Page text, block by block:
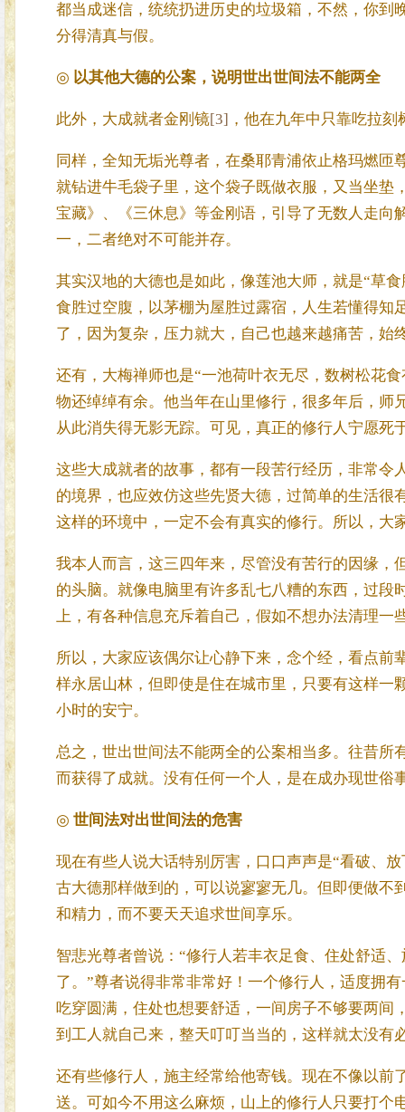
都当成迷信，统统扔进历史的垃圾箱，不然，你到
分得清真与假。
◎ 以其他大德的公案，说明世出世间法不能两全
此外，大成就者金刚镜[3] ，他在九年中只靠吃拉刻
同样，全知无垢光尊者，在桑耶青浦依止格玛燃
就钻进牛毛袋子里，这个袋子既做衣服，又当坐垫
宝藏》、《三休息》等金刚语，引导了无数人走向
一，二者绝对不可能并存。
其实汉地的大德也是如此，像莲池大师，就是“草
食胜过空腹，以茅棚为屋胜过露宿，人生若懂得知
了，因为复杂，压力就大，自己也越来越痛苦，
还有，大梅禅师也是“一池荷叶衣无尽，数树松花
物还绰绰有余。他当年在山里修行，很多年后，师
从此消失得无影无踪。可见，真正的修行人宁愿死
这些大成就者的故事，都有一段苦行经历，非常令
的境界，也应效仿这些先贤大德，过简单的生活
这样的环境中，一定不会有真实的修行。所以，大
我本人而言，这三四年来，尽管没有苦行的因缘，
的头脑。就像电脑里有许多乱七八糟的东西，过
上，有各种信息充斥着自己，假如不想办法清理一
所以，大家应该偶尔让心静下来，念个经，看点
样永居山林，但即使是住在城市里，只要有这样一
小时的安宁。
总之，世出世间法不能两全的公案相当多。往昔所
而获得了成就。没有任何一个人，是在成办现世俗
◎ 世间法对出世间法的危害
现在有些人说大话特别厉害，口口声声是“看破、
古大德那样做到的，可以说寥寥无几。但即便做不
和精力，而不要天天追求世间享乐。
智悲光尊者曾说：“修行人若丰衣足食、住处舒适
了。”尊者说得非常非常好！一个修行人，适度拥
吃穿圆满，住处也想要舒适，一间房子不够要两
到工人就自己来，整天叮叮当当的，这样就太没有
还有些修行人，施主经常给他寄钱。现在不像以前
送。可如今不用这么麻烦，山上的修行人只要打个